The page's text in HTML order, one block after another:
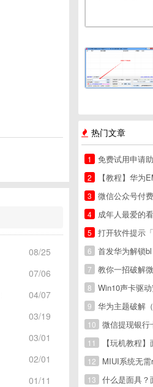
08/25
07/06
04/07
03/19
03/01
02/01
01/11
热门文章
1
免费试用申请助手软件
2
【教程】华为
3
微信公众号付
4
成年人最爱的看
5
打开软件提示
6
首发华为解锁bl
7
教你一招破解
8
Win10声卡驱
9
华为主题破解（
10
微信提现银行
11
【玩机教程
12
MIUI系统无
13
什么是面具？